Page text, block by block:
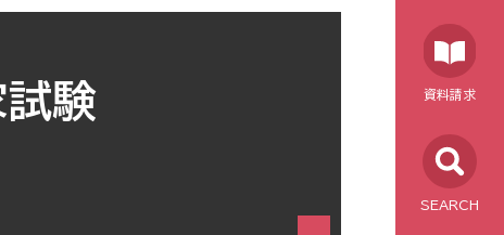
資料請求
SEARCH
試験